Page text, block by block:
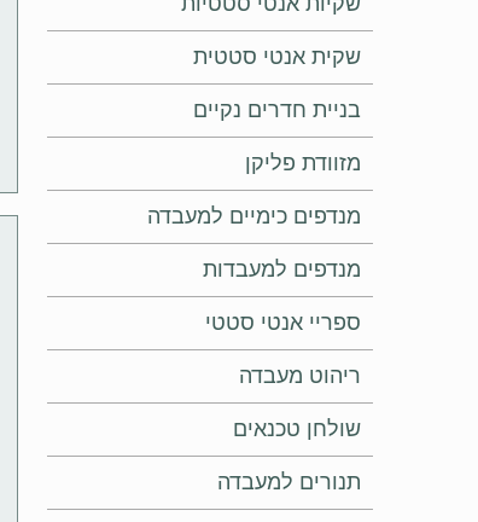
שקית אנטי סטטית
בניית חדרים נקיים
מזוודת פליקן
מנדפים כימיים למעבדה
מנדפים למעבדות
ספריי אנטי סטטי
ריהוט מעבדה
שולחן טכנאים
תנורים למעבדה